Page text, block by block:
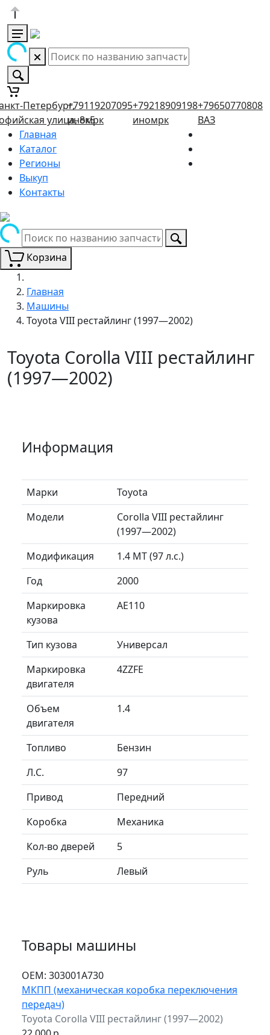
Петербург,
улица, 8к5
+79119207095
иномрк
+79218909198
иномрк
+79650770808
ВАЗ
Главная
Каталог
Регионы
Выкуп
Контакты
Корзина
Главная
Машины
Toyota VIII рестайлинг (1997—2002)
Toyota Corolla VIII рестайлинг
(1997—2002)
Информация
Марки
Toyota
Модели
Corolla VIII рестайлинг
(1997—2002)
Модификация
1.4 MT (97 л.с.)
Год
2000
Маркировка
кузова
AE110
Тип кузова
Универсал
Маркировка
двигателя
4ZZFE
Объем
двигателя
1.4
Топливо
Бензин
Л.C.
97
Привод
Передний
Коробка
Механика
Кол-во дверей
5
Руль
Левый
Товары машины
ОЕМ: 303001A730
МКПП (механическая коробка переключения
передач)
Toyota Corolla VIII рестайлинг (1997—2002)